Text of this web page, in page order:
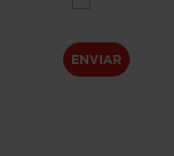
ENVIAR